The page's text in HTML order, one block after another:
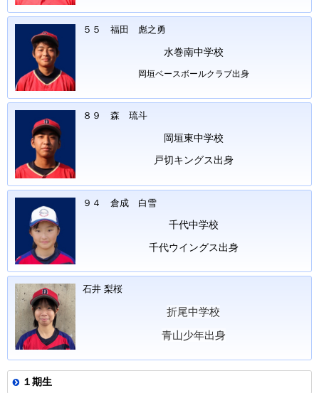
５５ 福田 彪之勇
水巻南中学校
岡垣ベースボールクラブ出身
８９ 森 琉斗
岡垣東中学校
戸切キングス出身
９４ 倉成 白雪
千代中学校
千代ウイングス出身
石井 梨桜
折尾中学校
青山少年出身
１期生